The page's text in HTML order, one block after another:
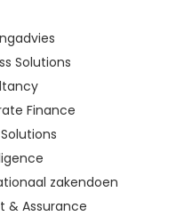
Solutions
Finance
zakendoen
& Assurance